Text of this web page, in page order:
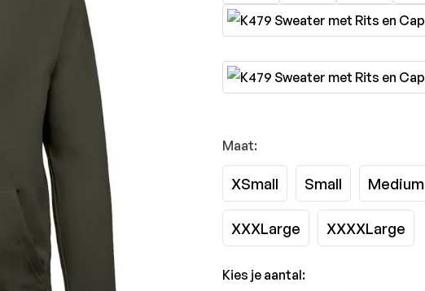
Maat:
XSmall Small Medium
XXXLarge XXXXLarge
Kies je aantal: